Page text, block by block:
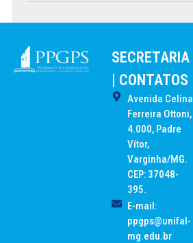
SECRETARIA
| CONTATOS
Avenida Celina
Ferreira Ottoni,
4.000, Padre
Vítor,
Varginha/MG.
CEP: 37048-
395.
E-mail:
ppgps@unifal-
mg.edu.br